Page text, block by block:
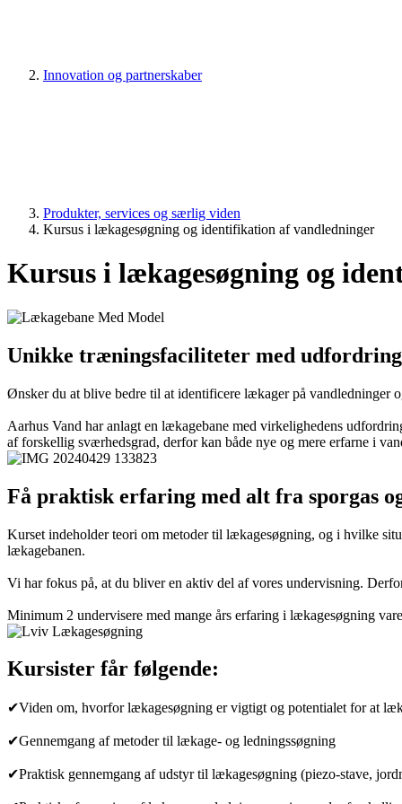
Innovation og partnerskaber
Produkter, services og særlig viden
Kursus i lækagesøgning og identifikation af vandledninger
Kursus i lækagesøgning og
Unikke træningsfaciliteter med
Ønsker du at blive bedre til at identificere lækager på vandledninger
Aarhus Vand har anlagt en lækagebane med virkelighedens
af forskellig sværhedsgrad, derfor kan både nye og mere erfarne i
Få praktisk erfaring med alt fra sporgas
Kurset indeholder teori om metoder til lækagesøgning, og i hvilke
lækagebanen.
Vi har fokus på, at du bliver en aktiv del af vores undervisning.
Minimum 2 undervisere med mange års erfaring i lækagesøgning
Kursister får følgende:
✔Viden om, hvorfor lækagesøgning er vigtigt og potentialet for at
✔Gennemgang af metoder til lækage- og ledningssøgning
✔Praktisk gennemgang af udstyr til lækagesøgning (piezo-stave,